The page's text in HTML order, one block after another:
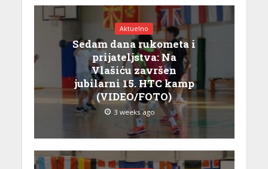
Aktuelno
Sedam dana rukometa i
prijateljstva: Na
Vlašiću završen
jubilarni 15. HTC kamp
(VIDEO/FOTO)
3 weeks ago